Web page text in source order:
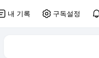
내 기록 구독설정